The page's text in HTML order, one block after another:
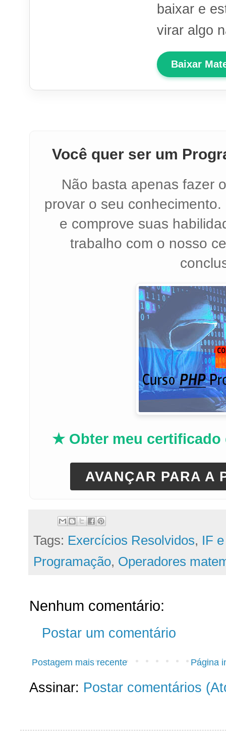
baixar e
virar algo
Baixar
Você quer ser um
Não basta apenas fazer
provar o seu
e comprove suas
trabalho com o nosso
★ Obter meu certificado
AVANÇAR PARA A
Tags: Exercícios Resolvidos, IF
Programação, Operadores
Nenhum comentário:
Postar um comentário
Postagem mais recente Página
Assinar: Postar comentários